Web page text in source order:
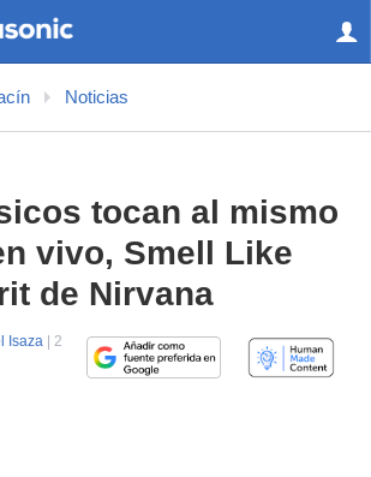
Noticias
tocan al mismo
vivo, Smell Like
de Nirvana
Isaza | 2